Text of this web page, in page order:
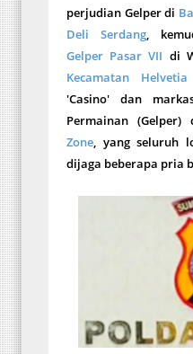
perjudian Gelper di
Deli Serdang,
Gelper Pasar VII di
Kecamatan
'Casino' dan
Permainan
Zone, yang seluruh
dijaga beberapa pria